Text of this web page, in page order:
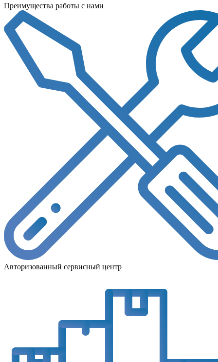
Преимущества работы с нами
Авторизованный сервисный центр